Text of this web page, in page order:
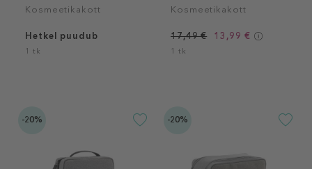
Kosmeetikakott
Hetkel puudub
1 tk
Kosmeetikakott
17,49 € 13,99 €
1 tk
-20% -20%